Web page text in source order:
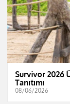
Survivor 2026
Tanıtımı
08/06/2026